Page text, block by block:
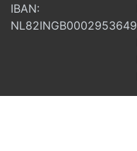
IBAN:
NL82INGB0002953649